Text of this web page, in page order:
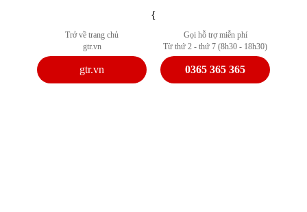
{
Trở về trang chủ
gtr.vn
gtr.vn
Gọi hỗ trợ miễn phí
Từ thứ 2 - thứ 7 (8h30 - 18h30)
0365 365 365